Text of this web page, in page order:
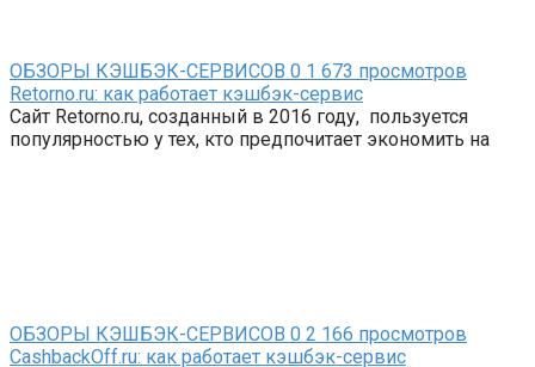
ОБЗОРЫ КЭШБЭК-СЕРВИСОВ 0 1 673 просмотров
Retorno.ru: как работает кэшбэк-сервис
Сайт Retorno.ru, созданный в 2016 году, пользуется
популярностью у тех, кто предпочитает экономить на
ОБЗОРЫ КЭШБЭК-СЕРВИСОВ 0 2 166 просмотров
CashbackOff.ru: как работает кэшбэк-сервис